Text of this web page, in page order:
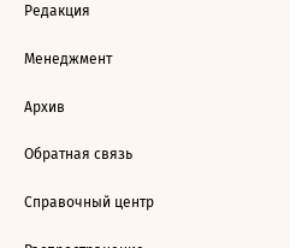
Редакция
Менеджмент
Архив
Обратная связь
Справочный центр